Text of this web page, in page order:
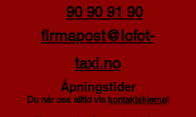
90 90 91 90
firmapost@lofot-
taxi.no
Åpningstider
Du når oss alltid via kontaktskjema!